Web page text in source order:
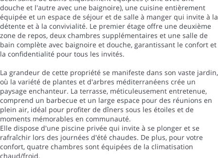
douche et l'autre avec une baignoire), une cuisine entièrement
équipée et un espace de séjour et de salle à manger qui invite à la
détente et à la convivialité. Le premier étage offre une deuxième
zone de repos, deux chambres supplémentaires et une salle de
bain complète avec baignoire et douche, garantissant le confort et
la confidentialité pour tous les invités.
La grandeur de cette propriété se manifeste dans son vaste jardin,
où la variété de plantes et d'arbres méditerranéens crée un
paysage enchanteur. La terrasse, méticuleusement entretenue,
comprend un barbecue et un large espace pour des réunions en
plein air, idéal pour profiter de dîners sous les étoiles et de
moments mémorables en communauté.
Elle dispose d'une piscine privée qui invite à se plonger et se
rafraîchir lors des journées d'été chaudes. De plus, pour votre
confort, quatre chambres sont équipées de la climatisation
chaud/froid.